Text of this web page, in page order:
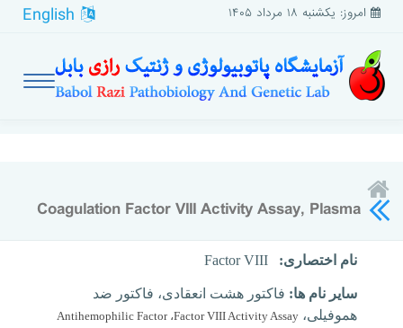
امروز: یکشنبه ۱۸ مرداد ۱۴۰۵
Coagulation Factor VIII Activity Assay, Plasma
نام اختصاری: Factor VIII
سایر نام ها: فاکتور هشت انعقادی، فاکتور ضد
هموفیلی،Factor VIII Activity Assay،Antihemophilic Factor